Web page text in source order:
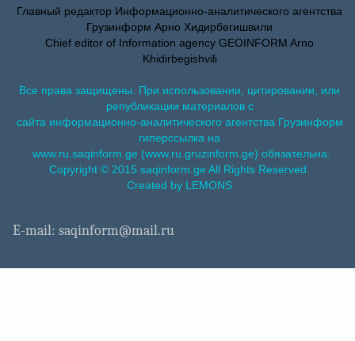
Главный редактор Информационно-аналитического агентства
Грузинформ Арно Хидирбегишвили
Chief editor of Information agency GEOINFORM Arno
Khidirbegishvili
Все права защищены. При использовании, цитировании, или
републикации материалов с
сайта информационно-аналитического агентства Грузинформ
гиперссылка на
www.ru.saqinform.ge (www.ru.gruzinform.ge) обязательна.
Copyright © 2015 saqinform.ge All Rights Reserved.
Created by LEMONS
E-mail: saqinform@mail.ru